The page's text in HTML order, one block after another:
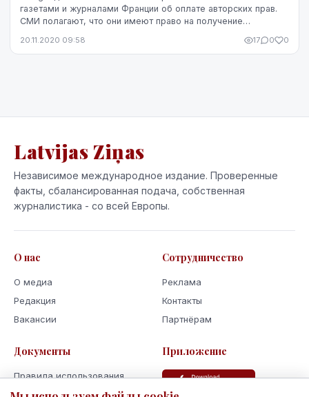
газетами и журналами Франции об оплате авторских прав.
СМИ полагают, что они имеют право на получение
20.11.2020 09:58 17 0 0
Latvijas Ziņas
Независимое международное издание. Проверенные
факты, сбалансированная подача, собственная
журналистика - со всей Европы.
О нас
О медиа
Редакция
Вакансии
Сотрудничество
Реклама
Контакты
Партнёрам
Документы
Правила использования
Политика
Приложение